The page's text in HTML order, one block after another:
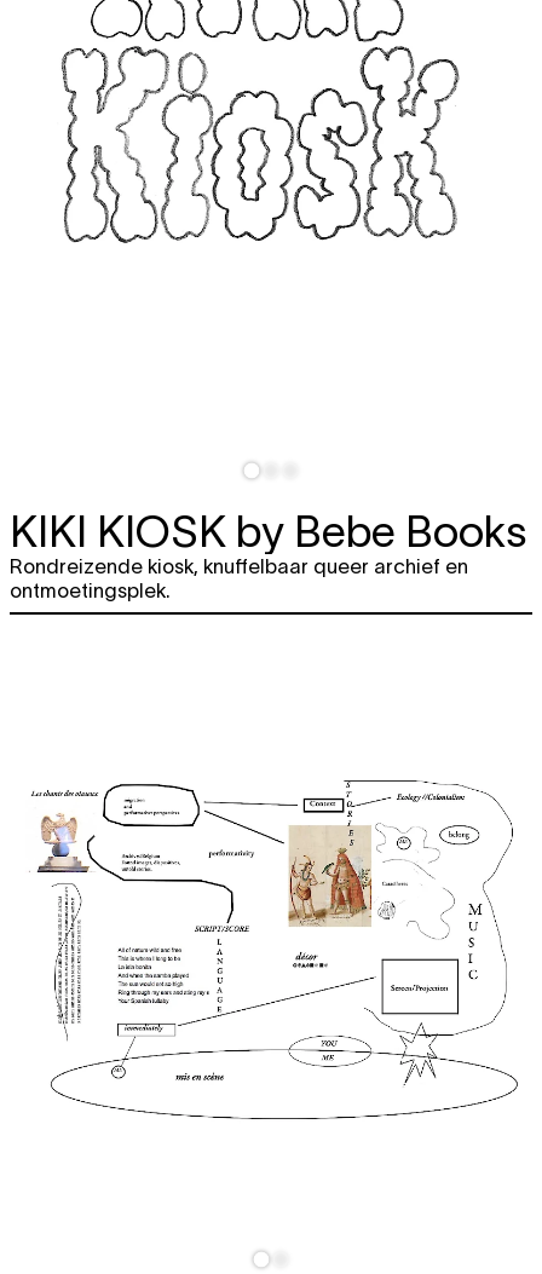
KIKI KIOSK by Bebe Books
Rondreizende kiosk, knuffelbaar queer archief en
ontmoetingsplek.